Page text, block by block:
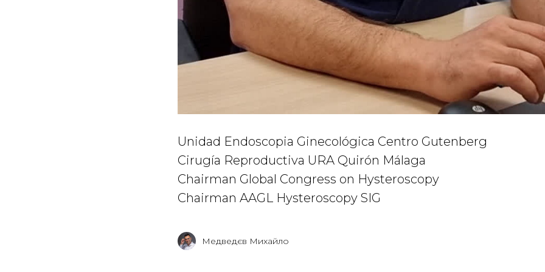
Unidad Endoscopia Ginecológica Centro Gutenberg
Cirugía Reproductiva URA Quirón Málaga
Chairman Global Congress on Hysteroscopy
Chairman AAGL Hysteroscopy SIG
Медведєв Михайло